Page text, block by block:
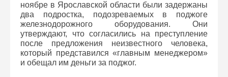
ноябре в Ярославской области были задержаны
два подростка, подозреваемых в поджоге
железнодорожного оборудования. Они
утверждают, что согласились на преступление
после предложения неизвестного человека,
который представился «главным менеджером»
и обещал им деньги за поджог.